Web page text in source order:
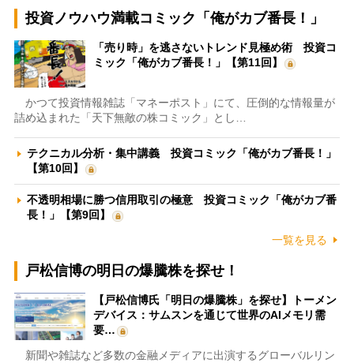
投資ノウハウ満載コミック「俺がカブ番長！」
「売り時」を逃さないトレンド見極め術 投資コ
ミック「俺がカブ番長！」【第11回】
かつて投資情報雑誌「マネーポスト」にて、圧倒的な情報量が
詰め込まれた「天下無敵の株コミック」とし…
テクニカル分析・集中講義 投資コミック「俺がカブ番長！」
【第10回】
不透明相場に勝つ信用取引の極意 投資コミック「俺がカブ番
長！」【第9回】
一覧を見る
戸松信博の明日の爆騰株を探せ！
【戸松信博氏「明日の爆騰株」を探せ】トーメン
デバイス：サムスンを通じて世界のAIメモリ需
要…
新聞や雑誌など多数の金融メディアに出演するグローバルリン